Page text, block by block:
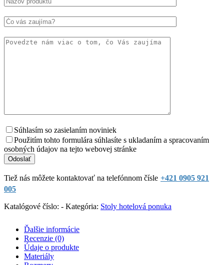
Súhlasím so zasielaním noviniek
Použitím tohto formulára súhlasíte s ukladaním a spracovaním
osobných údajov na tejto webovej stránke
Tiež nás môžete kontaktovať na telefónnom čísle +421 0905 921
005
Katalógové číslo: - Kategória: Stoly hotelová ponuka
Ďalšie informácie
Recenzie (0)
Údaje o produkte
Materiály